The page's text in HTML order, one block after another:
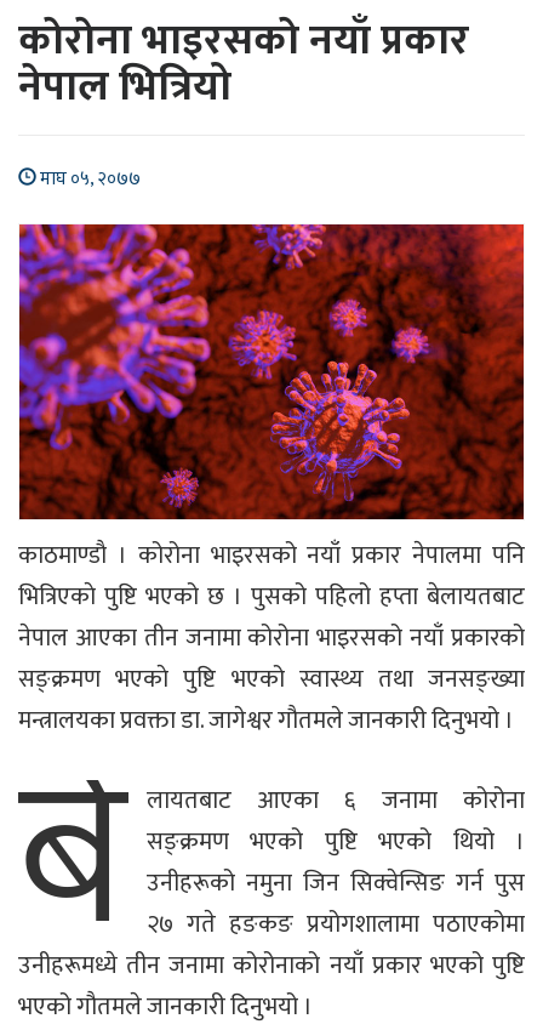
काेराेना भाइरसकाे नयाँ प्रकार
नेपाल भित्रियो
माघ ०५, २०७७
काठमाण्डाै । कोरोना भाइरसको नयाँ प्रकार नेपालमा पनि
भित्रिएकाे पुष्टि भएको छ । पुसको पहिलो हप्ता बेलायतबाट
नेपाल आएका तीन जनामा कोरोना भाइरसको नयाँ प्रकारको
सङ्क्रमण भएकाे पुष्टि भएको स्वास्थ्य तथा जनसङ्ख्या
मन्त्रालयका प्रवक्ता डा. जागेश्वर गौतमले जानकारी दिनुभयो ।
बे लायतबाट आएका ६ जनामा कोरोना
सङ्क्रमण भएको पुष्टि भएको थियो ।
उनीहरूको नमुना जिन सिक्वेन्सिङ गर्न पुस
२७ गते हङकङ प्रयोगशालामा पठाएकोमा
उनीहरूमध्ये तीन जनामा कोरोनाको नयाँ प्रकार भएको पुष्टि
भएको गौतमले जानकारी दिनुभयो ।